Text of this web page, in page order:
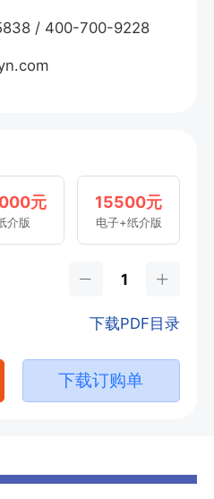
/ 400-700-9228
元
介版
15500元
电子+纸介版
下载PDF目录
下载订购单